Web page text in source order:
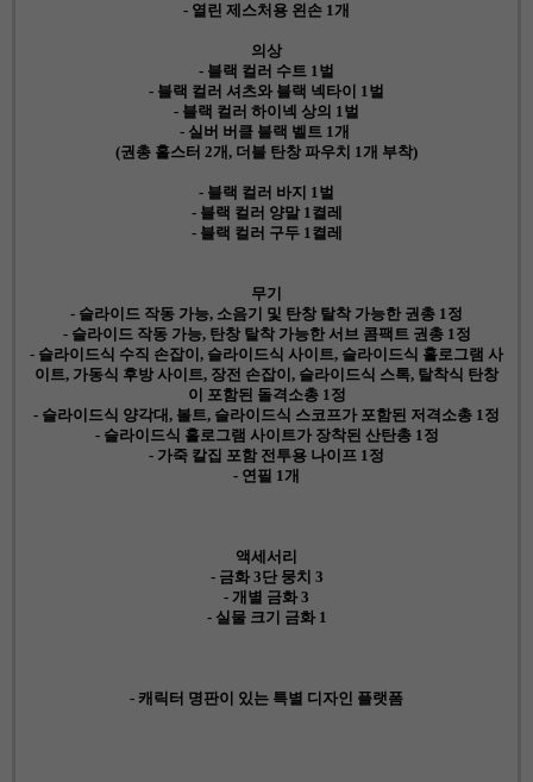
- 열린 제스처용 왼손 1개
의상
- 블랙 컬러 수트 1벌
- 블랙 컬러 셔츠와 블랙 넥타이 1벌
- 블랙 컬러 하이넥 상의 1벌
- 실버 버클 블랙 벨트 1개
(권총 홀스터 2개, 더블 탄창 파우치 1개 부착)
- 블랙 컬러 바지 1벌
- 블랙 컬러 양말 1켤레
- 블랙 컬러 구두 1켤레
무기
- 슬라이드 작동 가능, 소음기 및 탄창 탈착 가능한 권총 1정
- 슬라이드 작동 가능, 탄창 탈착 가능한 서브 콤팩트 권총 1정
- 슬라이드식 수직 손잡이, 슬라이드식 사이트, 슬라이드식 홀로그램 사
이트, 가동식 후방 사이트, 장전 손잡이, 슬라이드식 스톡, 탈착식 탄창
이 포함된 돌격소총 1정
- 슬라이드식 양각대, 볼트, 슬라이드식 스코프가 포함된 저격소총 1정
- 슬라이드식 홀로그램 사이트가 장착된 산탄총 1정
- 가죽 칼집 포함 전투용 나이프 1정
- 연필 1개
액세서리
- 금화 3단 뭉치 3
- 개별 금화 3
- 실물 크기 금화 1
- 캐릭터 명판이 있는 특별 디자인 플랫폼